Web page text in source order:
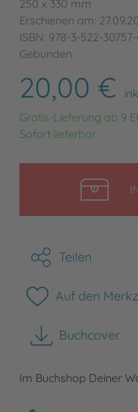
250 x 330 mm
Erschienen am:
ISBN: 978-3-522-30757-
Gebunden
20,00 €
Gratis-Lieferung ab 9
Sofort lieferbar
Teilen
Auf den
Buchcover
Im Buchshop Deiner